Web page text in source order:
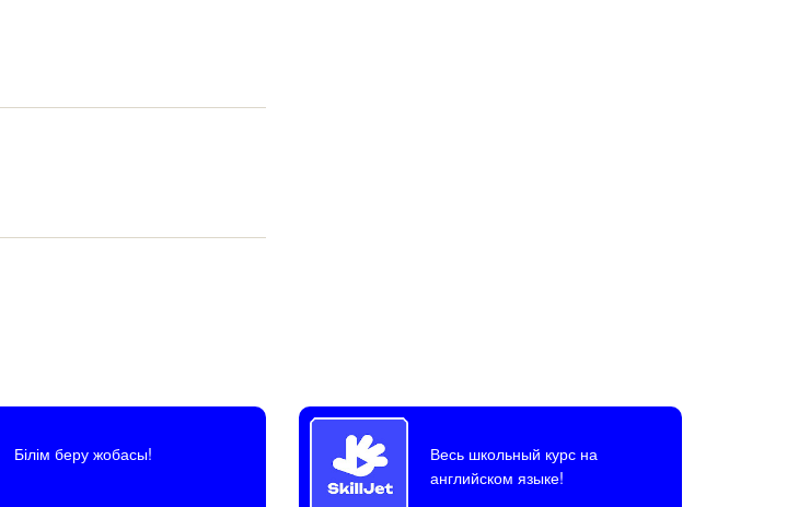
Білім беру жобасы!
Весь школьный курс на
английском языке!